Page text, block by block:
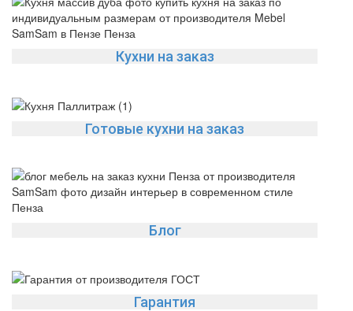
Кухни на заказ
Готовые кухни на заказ
Блог
Гарантия